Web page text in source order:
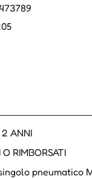
2 ANNI
RIMBORSATI
pneumatico